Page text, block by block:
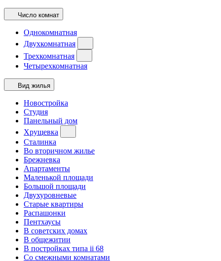
Число комнат
Однокомнатная
Двухкомнатная
Трехкомнатная
Четырехкомнатная
Вид жилья
Новостройка
Студия
Панельный дом
Хрущевка
Сталинка
Во вторичном жилье
Брежневка
Апартаменты
Маленькой площади
Большой площади
Двухуровневые
Старые квартиры
Распашонки
Пентхаусы
В советских домах
В общежитии
В постройках типа ii 68
Со смежными комнатами